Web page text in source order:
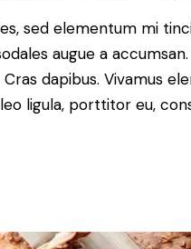
sed elementum mi
augue a
dapibus. Vivamus
ligula, porttitor eu,